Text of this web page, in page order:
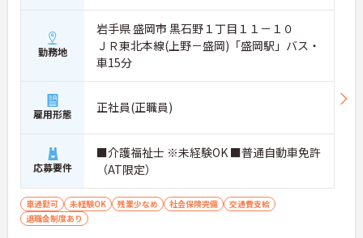
勤務地
岩手県 盛岡市 黒石野１丁目１１－１０
ＪＲ東北本線(上野－盛岡)「盛岡駅」バス・
車15分
雇用形態 正社員(正職員)
応募要件
■介護福祉士 ※未経験OK ■普通自動車免許
（AT限定）
車通勤可 未経験OK 残業少なめ 社会保険完備
交通費支給
退職金制度あり